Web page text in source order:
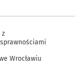
z
Wrocławiu